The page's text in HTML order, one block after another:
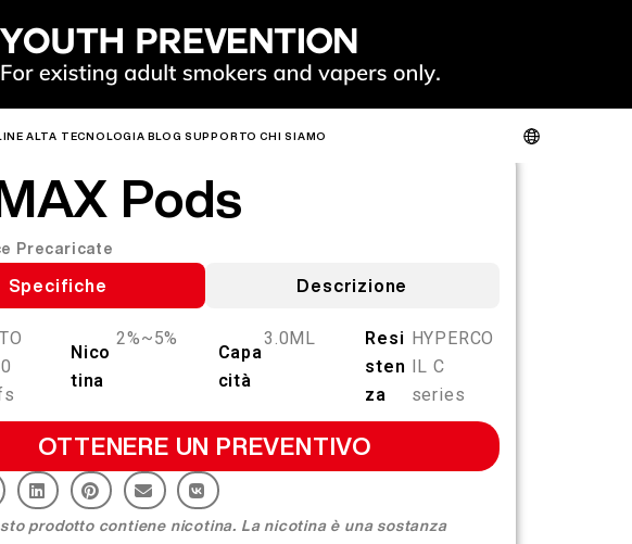
ALTA TECNOLOGIA BLOG SUPPORTO CHI SIAMO
NUOV
O
CALDO
CALDO
MIX FIT
CALDO
KIT MEDIA Pods
Precaricate
Specifiche Descrizione
Nico
tina
2%~5%
Capa
cità
3.0ML
Resi
sten
za
HYPERCO
IL C
series
OTTENERE UN PREVENTIVO
prodotto contiene nicotina. La nicotina è una sostanza